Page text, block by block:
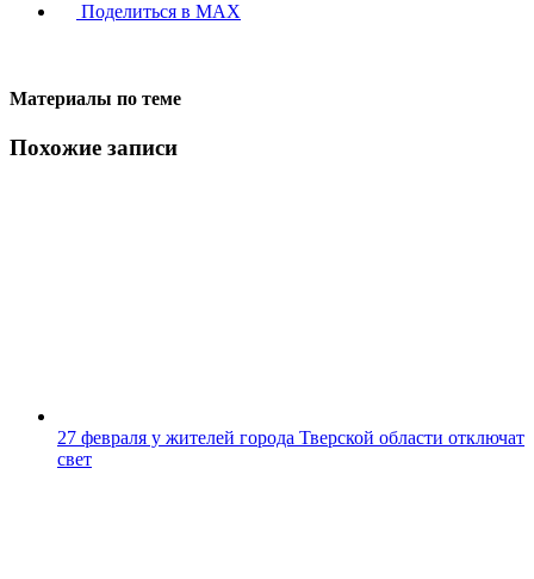
Поделиться в MAX
Материалы по теме
Похожие записи
27 февраля у жителей города Тверской области отключат
свет